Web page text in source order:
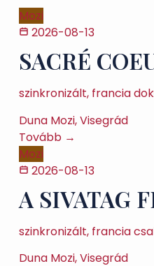
Mozi
2026-08-13
SACRÉ
szinkronizált, francia
Duna Mozi, Visegrád
Tovább →
Mozi
2026-08-13
A SIVATAG
szinkronizált, francia
Duna Mozi, Visegrád